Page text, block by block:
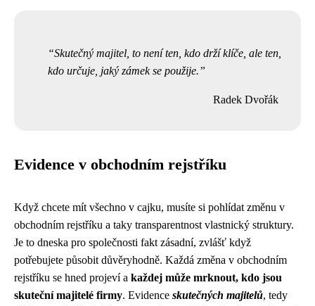
Skutečný majitel, to není ten, kdo drží klíče, ale ten,
kdo určuje, jaký zámek se použije.
Radek Dvořák
Evidence v obchodním rejstříku
Když chcete mít všechno v cajku, musíte si pohlídat změnu v
obchodním rejstříku a taky transparentnost vlastnický struktury.
Je to dneska pro společnosti fakt zásadní, zvlášť když
potřebujete působit důvěryhodně. Každá změna v obchodním
rejstříku se hned projeví a každej může mrknout, kdo jsou
skuteční majitelé firmy. Evidence skutečných majitelů, tedy